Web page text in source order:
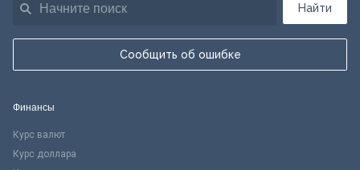
Найти
Сообщить об ошибке
Финансы
Курс валют
Курс доллара